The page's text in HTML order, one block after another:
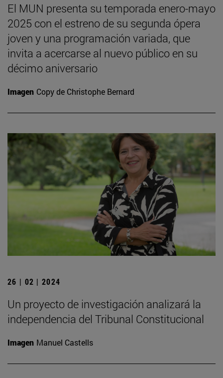
El MUN presenta su temporada enero-mayo
2025 con el estreno de su segunda ópera
joven y una programación variada, que
invita a acercarse al nuevo público en su
décimo aniversario
Imagen Copy de Christophe Bernard
26 | 02 | 2024
Un proyecto de investigación analizará la
independencia del Tribunal Constitucional
Imagen Manuel Castells